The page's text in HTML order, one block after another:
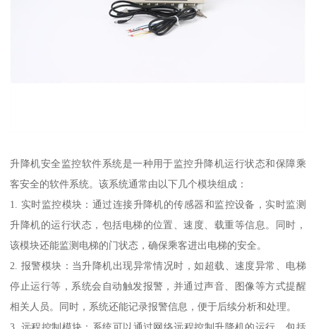
升降机安全监控软件系统是一种用于监控升降机运行状态和保障乘
客安全的软件系统。该系统通常由以下几个模块组成：
1. 实时监控模块：通过连接升降机的传感器和监控设备，实时监测
升降机的运行状态，包括电梯的位置、速度、载重等信息。同时，
该模块还能监测电梯的门状态，确保乘客进出电梯的安全。
2. 报警模块：当升降机出现异常情况时，如超载、速度异常、电梯
停止运行等，系统会自动触发报警，并通过声音、图像等方式提醒
相关人员。同时，系统还能记录报警信息，便于后续分析和处理。